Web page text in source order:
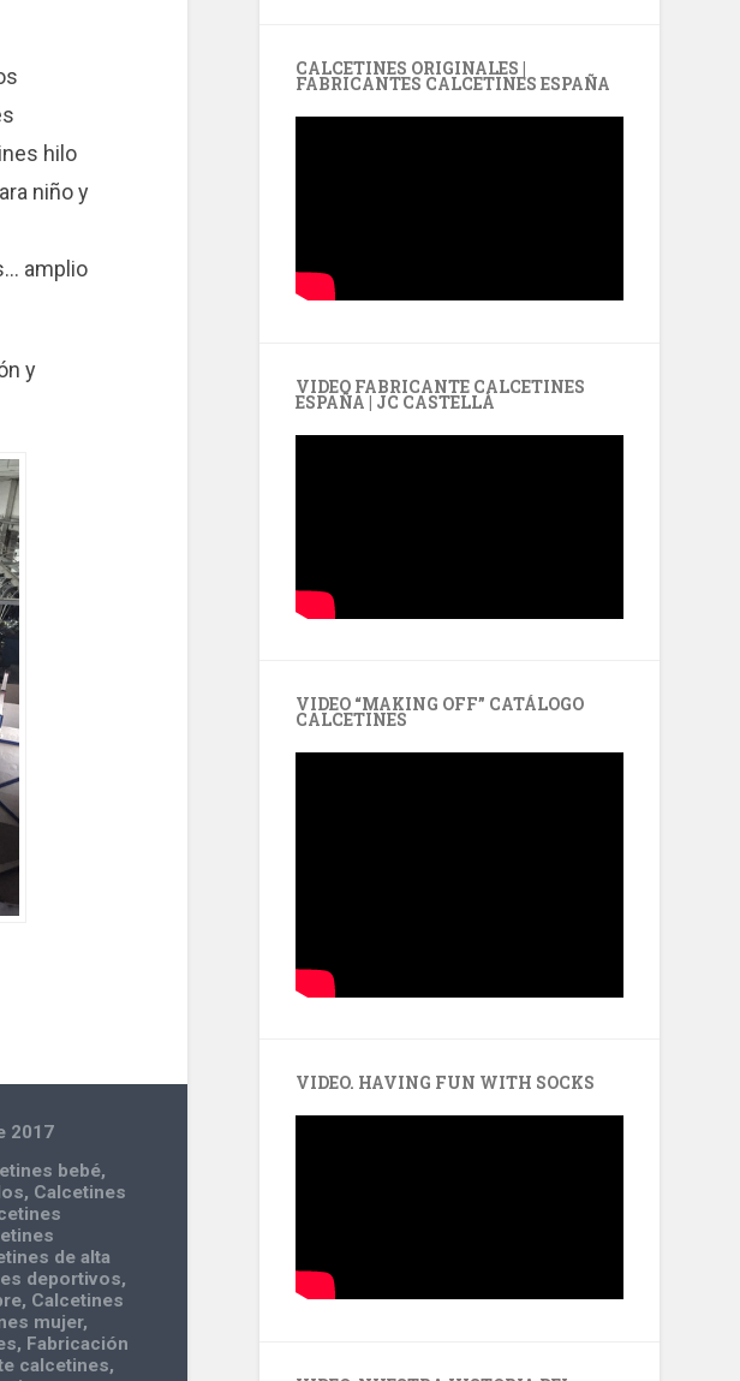
hilo
niño y
amplio
y
2017
bebé,
, Calcetines
de alta
deportivos,
, Calcetines
mujer,
, Fabricación
calcetines,
CALCETINES ORIGINALES |
FABRICANTES CALCETINES ESPAÑA
VIDEO FABRICANTE CALCETINES
ESPAÑA | JC CASTELLÀ
VIDEO “MAKING OFF” CATÁLOGO
CALCETINES
VIDEO. HAVING FUN WITH SOCKS